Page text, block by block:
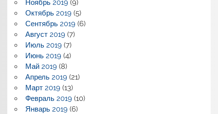
Ноябрь 2019(9)
Октябрь 2019(5)
Сентябрь 2019(6)
Август 2019(7)
Июль 2019(7)
Июнь 2019(4)
Май 2019(8)
Апрель 2019(21)
Март 2019(13)
Февраль 2019(10)
Январь 2019(6)